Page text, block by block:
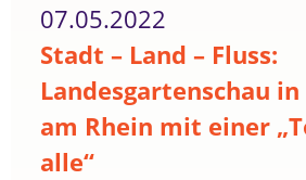
07.05.2022
Stadt – Land – Fluss:
Landesgartenschau
am Rhein mit einer
alle“